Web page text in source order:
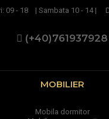
09 - 18 | Sambata 10 - 14 |
(+40)761937928
MOBILIER
Mobila dormitor